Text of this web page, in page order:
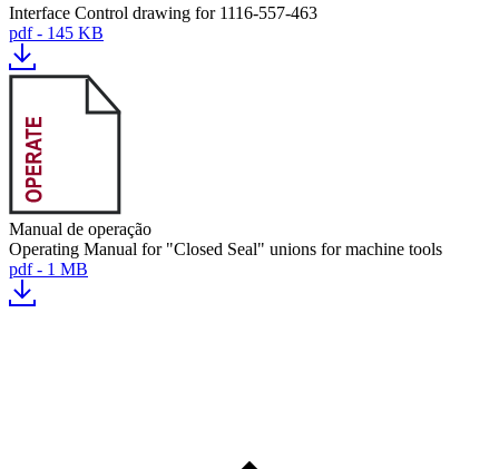
Interface Control drawing for 1116-557-463
pdf - 145 KB
Manual de operação
Operating Manual for "Closed Seal" unions for machine tools
pdf - 1 MB